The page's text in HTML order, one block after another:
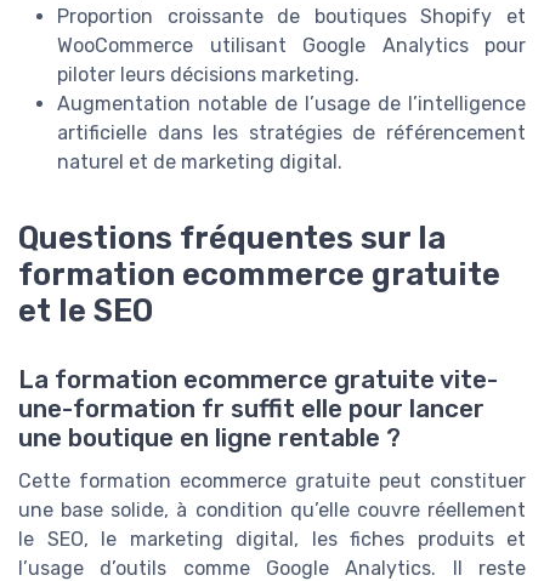
Proportion croissante de boutiques Shopify et
WooCommerce utilisant Google Analytics pour
piloter leurs décisions marketing.
Augmentation notable de l’usage de l’intelligence
artificielle dans les stratégies de référencement
naturel et de marketing digital.
Questions fréquentes sur la
formation ecommerce gratuite
et le SEO
La formation ecommerce gratuite vite-
une-formation fr suffit elle pour lancer
une boutique en ligne rentable ?
Cette formation ecommerce gratuite peut constituer
une base solide, à condition qu’elle couvre réellement
le SEO, le marketing digital, les fiches produits et
l’usage d’outils comme Google Analytics. Il reste